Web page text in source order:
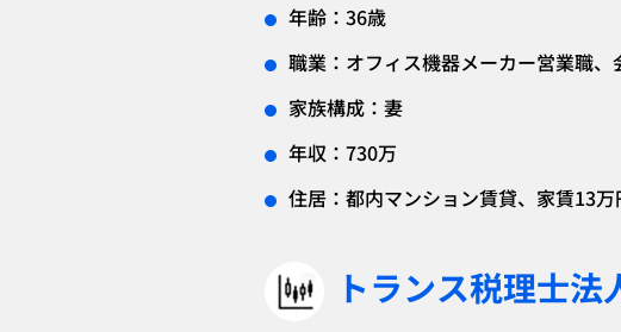
年齢：36歳
職業：オフィス機器メーカー営業職、
家族構成：妻
年収：730万
住居：都内マンション賃貸、家賃13万
トランス税理士